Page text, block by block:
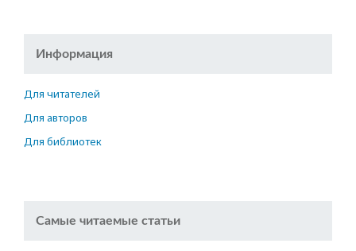
Информация
Для читателей
Для авторов
Для библиотек
Самые читаемые статьи